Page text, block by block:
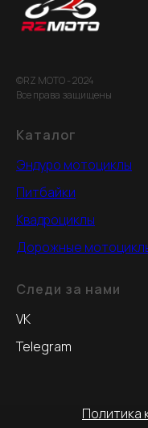
©RZ MOTO - 2024
Все права защищены
Каталог
Эндуро мотоциклы
Питбайки
Квадроциклы
Дорожные
Следи за нами
VK
Telegram
Политика